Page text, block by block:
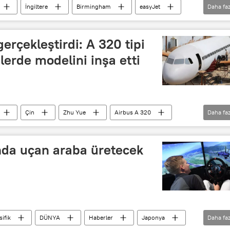
İngiltere Birmingham
easyJet
Airbus A380
Daha
A 320 tipi
modelini inşa etti
Çin Zhu Yue
Airbus A 320
Daha
uçan araba üretecek
DÜNYA Haberler
Japonya
Daha